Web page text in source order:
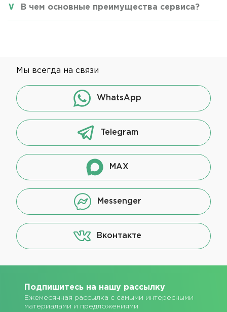
В чем основные преимущества сервиса?
Мы всегда на связи
WhatsApp
Telegram
MAX
Messenger
Вконтакте
Подпишитесь на нашу рассылку
Ежемесячная рассылка с самыми интересными
материалами и предложениями